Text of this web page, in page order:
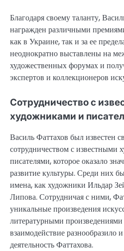
Благодаря своему таланту,
награжден различными
как в Украине, так и за ее
неоднократно выставлены на
художественных форумах и
экспертов и коллекционеров
Сотрудничество с
художниками и
Василь Фаттахов был известен
сотрудничеством с известными
писателями, которое оказало
развитие культуры. Среди них
имена, как художники Ильдар
Липова. Сотрудничая с ними,
уникальные произведения
литературными произведениями
взаимодействие разнообразило
деятельность Фаттахова.